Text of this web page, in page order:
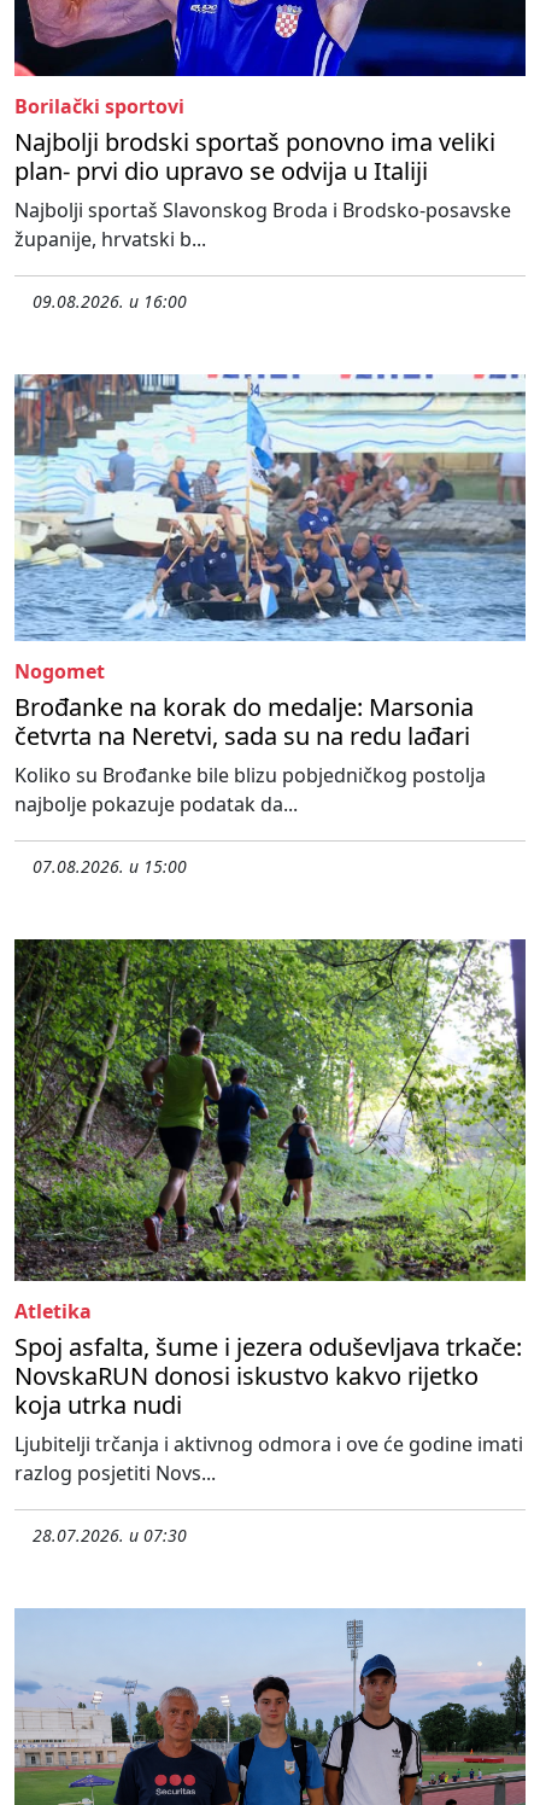
Borilački sportovi
Najbolji brodski sportaš ponovno ima veliki
plan- prvi dio upravo se odvija u Italiji
Najbolji sportaš Slavonskog Broda i Brodsko-posavske
županije, hrvatski b...
09.08.2026. u 16:00
Nogomet
Brođanke na korak do medalje: Marsonia
četvrta na Neretvi, sada su na redu lađari
Koliko su Brođanke bile blizu pobjedničkog postolja
najbolje pokazuje podatak da...
07.08.2026. u 15:00
Atletika
Spoj asfalta, šume i jezera oduševljava trkače:
NovskaRUN donosi iskustvo kakvo rijetko
koja utrka nudi
Ljubitelji trčanja i aktivnog odmora i ove će godine imati
razlog posjetiti Novs...
28.07.2026. u 07:30